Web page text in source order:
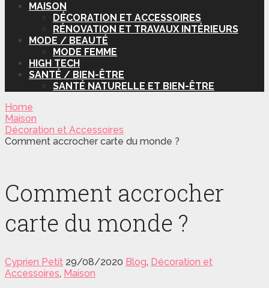
MAISON
DÉCORATION ET ACCESSOIRES
RÉNOVATION ET TRAVAUX INTÉRIEURS
MODE / BEAUTÉ
MODE FEMME
HIGH TECH
SANTÉ / BIEN-ÊTRE
SANTÉ NATURELLE ET BIEN-ÊTRE
Home
Maison
Décoration et Accessoires
Comment accrocher carte du monde ?
Comment accrocher
carte du monde ?
Cyprien Petit 29/08/2020 Blog, Décoration et
Accessoires, Maison